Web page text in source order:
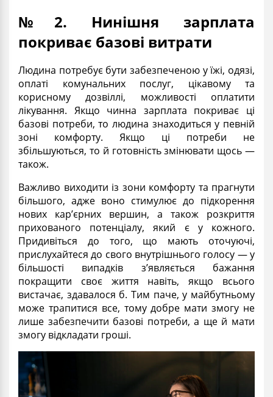
№2. Нинішня зарплата
покриває базові витрати
Людина потребує бути забезпеченою у їжі, одязі,
оплаті комунальних послуг, цікавому та
корисному дозвіллі, можливості оплатити
лікування. Якщо чинна зарплата покриває ці
базові потреби, то людина знаходиться у певній
зоні комфорту. Якщо ці потреби не
збільшуються, то й готовність змінювати щось —
також.
Важливо виходити із зони комфорту та прагнути
більшого, адже воно стимулює до підкорення
нових кар’єрних вершин, а також розкриття
прихованого потенціалу, який є у кожного.
Придивіться до того, що мають оточуючі,
прислухайтеся до свого внутрішнього голосу — у
більшості випадків з’являється бажання
покращити своє життя навіть, якщо всього
вистачає, здавалося б. Тим паче, у майбутньому
може трапитися все, тому добре мати змогу не
лише забезпечити базові потреби, а ще й мати
змогу відкладати гроші.